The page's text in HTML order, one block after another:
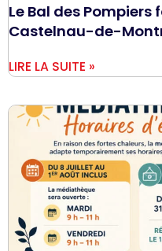
Le Bal des
Castelnau-de-
LIRE LA SUITE »